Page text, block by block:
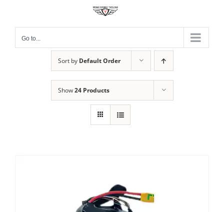
contentGo to...
Sort by Default Order
Show24 Products